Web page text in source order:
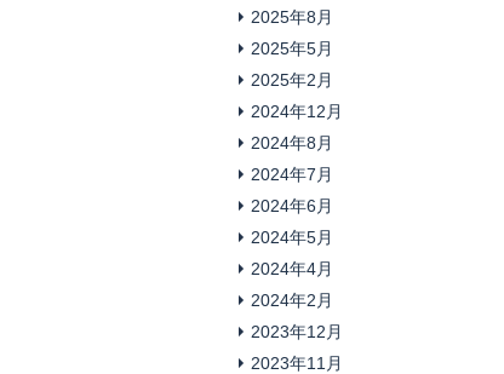
2025年8月
2025年5月
2025年2月
2024年12月
2024年8月
2024年7月
2024年6月
2024年5月
2024年4月
2024年2月
2023年12月
2023年11月